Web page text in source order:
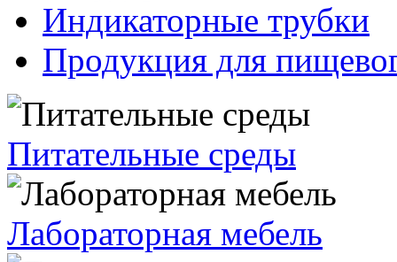
Индикаторные трубки
Продукция для
Питательные среды
Лабораторная мебель